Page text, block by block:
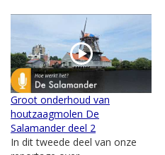
Groot onderhoud van
houtzaagmolen De
Salamander deel 2
In dit tweede deel van onze